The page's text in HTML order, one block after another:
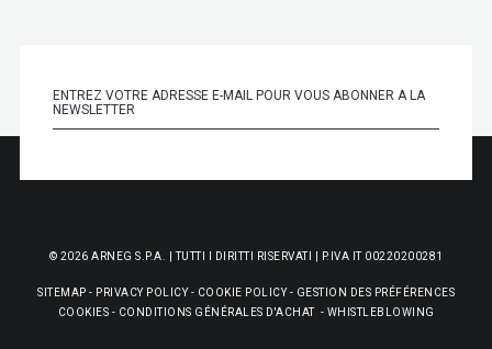
© 2026 ARNEG S.P.A. | TUTTI I DIRITTI RISERVATI | P.IVA IT 00220200281
SITEMAP - PRIVACY POLICY- COOKIE POLICY- GESTION DES PRÉFÉRENCES
COOKIES - CONDITIONS GÉNÉRALES D'ACHAT- WHISTLEBLOWING